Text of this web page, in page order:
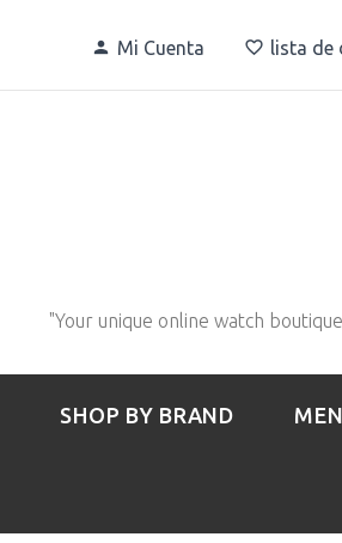
Mi Cuenta lista de
"Your unique online watch
SHOP BY BRAND